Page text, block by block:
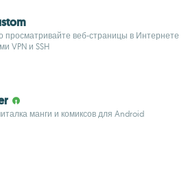
просматривайте веб-страницы в Интернете
VPN и SSH
манги и комиксов для Android